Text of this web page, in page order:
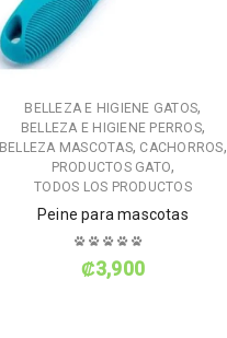
BELLEZA E HIGIENE GATOS,
BELLEZA E HIGIENE PERROS,
BELLEZA MASCOTAS, CACHORROS,
PRODUCTOS GATO,
TODOS LOS PRODUCTOS
Peine para mascotas
₡3,900